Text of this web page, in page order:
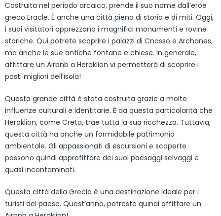
Costruita nel periodo arcaico, prende il suo nome dall’eroe
greco Eracle. È anche una città piena di storia e di miti. Oggi,
i suoi visitatori apprezzano i magnifici monumenti e rovine
storiche. Qui potrete scoprire i palazzi di Cnosso e Archanes,
ma anche le sue antiche fontane e chiese. In generale,
affittare un Airbnb a Heraklion vi permetterà di scoprire i
posti migliori dell’isola!
Questa grande città è stata costruita grazie a molte
influenze culturali e identitarie. È da questa particolarità che
Heraklion, come Creta, trae tutta la sua ricchezza. Tuttavia,
questa città ha anche un formidabile patrimonio
ambientale. Gli appassionati di escursioni e scoperte
possono quindi approfittare dei suoi paesaggi selvaggi e
quasi incontaminati.
Questa città della Grecia è una destinazione ideale per i
turisti del paese. Quest’anno, potreste quindi affittare un